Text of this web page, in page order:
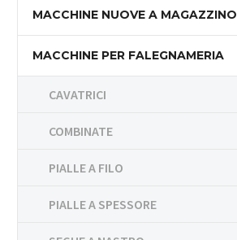
MACCHINE NUOVE A MAGAZZINO
MACCHINE PER FALEGNAMERIA
CAVATRICI
COMBINATE
PIALLE A FILO
PIALLE A SPESSORE